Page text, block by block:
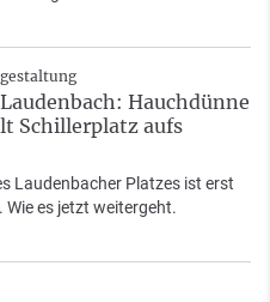
Hauchdünne
Schillerplatz aufs
Laudenbacher Platzes ist erst
Wie es jetzt weitergeht.